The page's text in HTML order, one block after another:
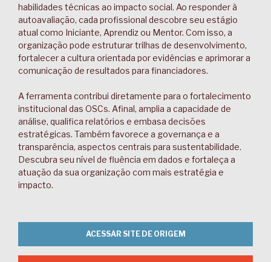
habilidades técnicas ao impacto social. Ao responder à
autoavaliação, cada profissional descobre seu estágio
atual como Iniciante, Aprendiz ou Mentor. Com isso, a
organização pode estruturar trilhas de desenvolvimento,
fortalecer a cultura orientada por evidências e aprimorar a
comunicação de resultados para financiadores.
A ferramenta contribui diretamente para o fortalecimento
institucional das OSCs. Afinal, amplia a capacidade de
análise, qualifica relatórios e embasa decisões
estratégicas. Também favorece a governança e a
transparência, aspectos centrais para sustentabilidade.
Descubra seu nível de fluência em dados e fortaleça a
atuação da sua organização com mais estratégia e
impacto.
ACESSAR SITE DE ORIGEM